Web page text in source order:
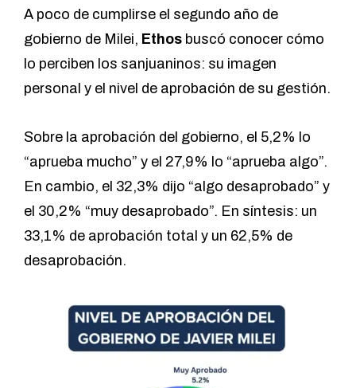
A poco de cumplirse el segundo año de
gobierno de Milei, Ethos buscó conocer cómo
lo perciben los sanjuaninos: su imagen
personal y el nivel de aprobación de su gestión.
Sobre la aprobación del gobierno, el 5,2% lo
“aprueba mucho” y el 27,9% lo “aprueba algo”.
En cambio, el 32,3% dijo “algo desaprobado” y
el 30,2% “muy desaprobado”. En síntesis: un
33,1% de aprobación total y un 62,5% de
desaprobación.